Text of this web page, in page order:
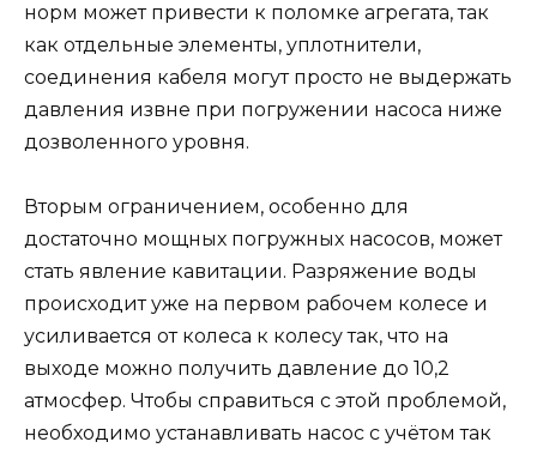
норм может привести к поломке агрегата, так
как отдельные элементы, уплотнители,
соединения кабеля могут просто не выдержать
давления извне при погружении насоса ниже
дозволенного уровня.
Вторым ограничением, особенно для
достаточно мощных погружных насосов, может
стать явление кавитации. Разряжение воды
происходит уже на первом рабочем колесе и
усиливается от колеса к колесу так, что на
выходе можно получить давление до 10,2
атмосфер. Чтобы справиться с этой проблемой,
необходимо устанавливать насос с учётом так